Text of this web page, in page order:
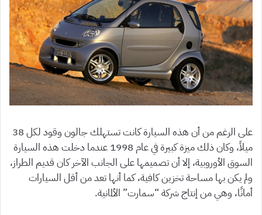
على الرغم من أن هذه السيارة كانت تستهلك جالون وقود لكل 38
ميلاً، وكان ذلك ميزة كبيرة في عام 1998 عندما دخلت هذه السيارة
السوق الأوروبية، إلا أن تصميمها على الجانب الآخر كان قديم الطراز،
ولم يكن بها مساحة تخزين كافية، كما أنها تعد من أقل السيارات
أمانًا، وهي من إنتاج شركة “سمارت” الألمانية.